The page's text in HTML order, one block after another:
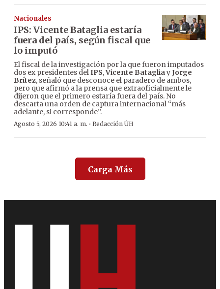
Nacionales
IPS: Vicente Bataglia estaría
fuera del país, según fiscal que
lo imputó
El fiscal de la investigación por la que fueron imputados
dos ex presidentes delIPS,Vicente BatagliayJorge
Brítez, señaló que desconoce el paradero de ambos,
pero que afirmó a la prensa que extraoficialmente le
dijeron que el primero estaría fuera del país. No
descarta una orden de captura internacional “más
adelante, si corresponde”.
Agosto 5, 2026 10:41 a. m. · Redacción ÚH
Carga Más